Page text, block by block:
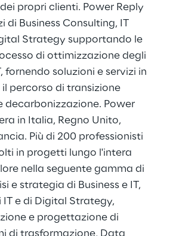
propri clienti. Power Reply
di Business Consulting, IT
Strategy supportando le
di ottimizzazione degli
fornendo soluzioni e servizi in
il percorso di transizione
decarbonizzazione. Power
in Italia, Regno Unito,
Più di 200 professionisti
in progetti lungo l'intera
nella seguente gamma di
e strategia di Business e IT,
IT e di Digital Strategy,
e progettazione di
di trasformazione, Data